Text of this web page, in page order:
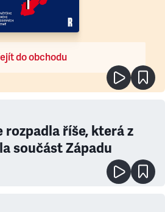
do obchodu
rozpadla říše, která z
součást Západu